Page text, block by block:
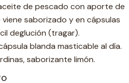
de pescado con aporte de
viene saborizado y en cápsulas
deglución (tragar).
blanda masticable al día.
saborizante limón.